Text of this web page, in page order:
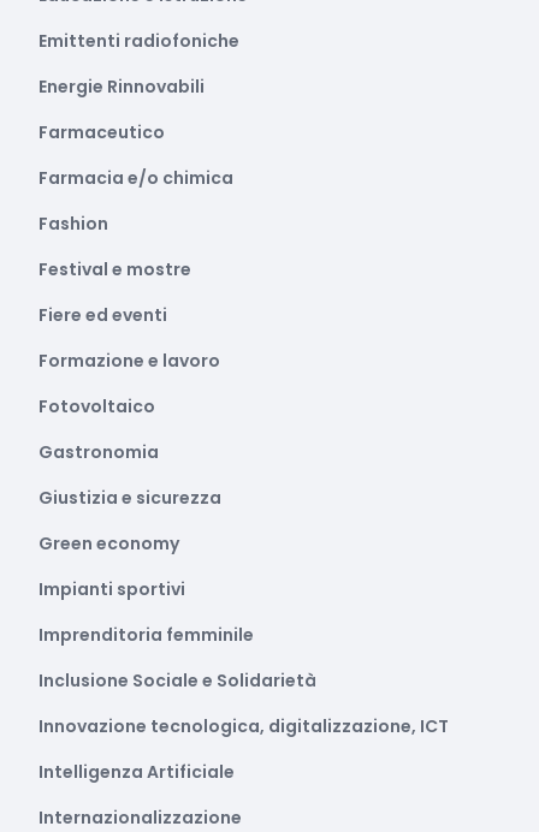
Emittenti radiofoniche
Energie Rinnovabili
Farmaceutico
Farmacia e/o chimica
Fashion
Festival e mostre
Fiere ed eventi
Formazione e lavoro
Fotovoltaico
Gastronomia
Giustizia e sicurezza
Green economy
Impianti sportivi
Imprenditoria femminile
Inclusione Sociale e Solidarietà
Innovazione tecnologica, digitalizzazione, ICT
Intelligenza Artificiale
Internazionalizzazione